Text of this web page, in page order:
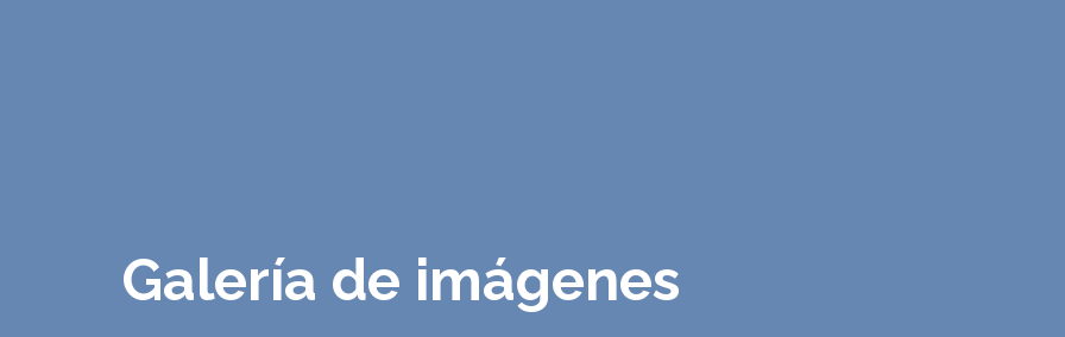
Galería de imágenes